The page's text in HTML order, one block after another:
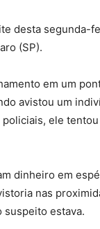
desta segunda-
(SP).
em um
avistou um
ele
dinheiro em
nas
suspeito estava.